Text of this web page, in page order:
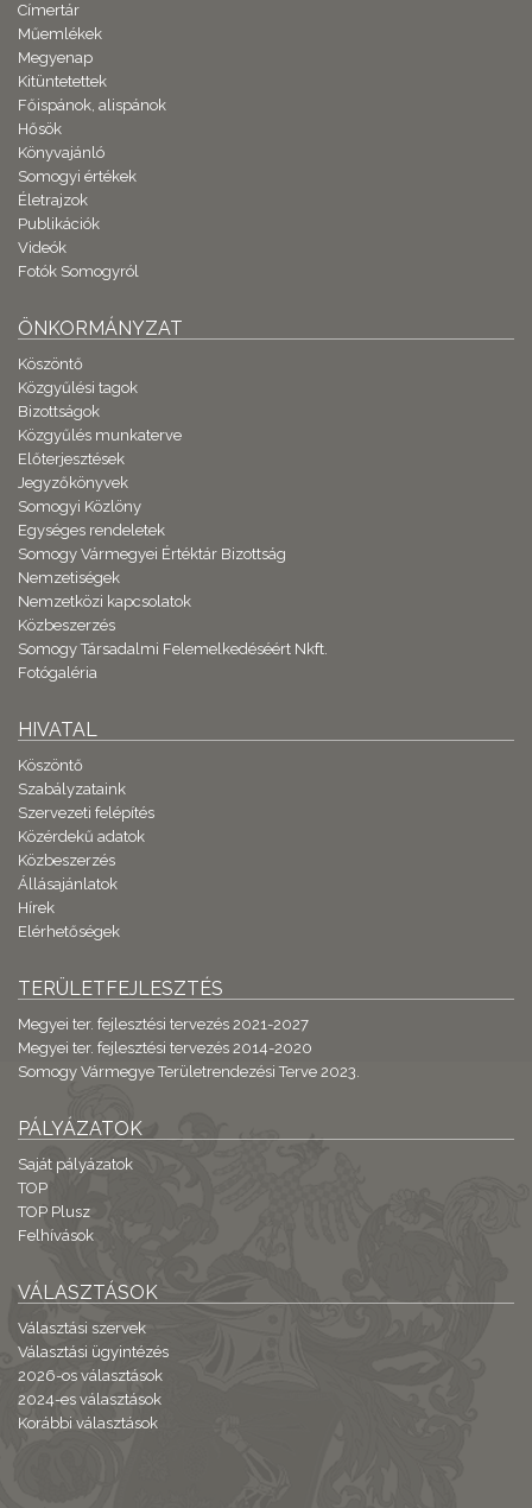
Címertár
Műemlékek
Megyenap
Kitüntetettek
Főispánok, alispánok
Hősök
Könyvajánló
Somogyi értékek
Életrajzok
Publikációk
Videók
Fotók Somogyról
ÖNKORMÁNYZAT
Köszöntő
Közgyűlési tagok
Bizottságok
Közgyűlés munkaterve
Előterjesztések
Jegyzőkönyvek
Somogyi Közlöny
Egységes rendeletek
Somogy Vármegyei Értéktár Bizottság
Nemzetiségek
Nemzetközi kapcsolatok
Közbeszerzés
Somogy Társadalmi Felemelkedéséért Nkft.
Fotógaléria
HIVATAL
Köszöntő
Szabályzataink
Szervezeti felépítés
Közérdekű adatok
Közbeszerzés
Állásajánlatok
Hírek
Elérhetőségek
TERÜLETFEJLESZTÉS
Megyei ter. fejlesztési tervezés 2021-2027
Megyei ter. fejlesztési tervezés 2014-2020
Somogy Vármegye Területrendezési Terve 2023.
PÁLYÁZATOK
Saját pályázatok
TOP
TOP Plusz
Felhívások
VÁLASZTÁSOK
Választási szervek
Választási ügyintézés
2026-os választások
2024-es választások
Korábbi választások